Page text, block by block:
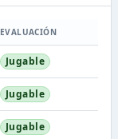
EVALUACIÓN
Jugable
Jugable
Jugable